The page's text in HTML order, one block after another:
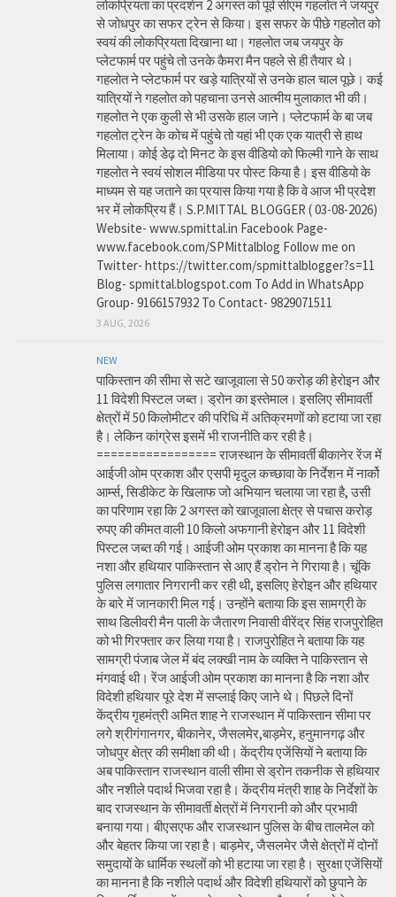
लोकप्रियता का प्रदर्शन 2 अगस्त को पूर्व सीएम गहलोत ने जयपुर
से जोधपुर का सफर ट्रेन से किया। इस सफर के पीछे गहलोत को
स्वयं की लोकप्रियता दिखाना था। गहलोत जब जयपुर के
प्लेटफार्म पर पहुंचे तो उनके कैमरा मैन पहले से ही तैयार थे।
गहलोत ने प्लेटफार्म पर खड़े यात्रियों से उनके हाल चाल पूछे। कई
यात्रियों ने गहलोत को पहचाना उनसे आत्मीय मुलाकात भी की।
गहलोत ने एक कुली से भी उसके हाल जाने। प्लेटफार्म के बा जब
गहलोत ट्रेन के कोच में पहुंचे तो यहां भी एक एक यात्री से हाथ
मिलाया। कोई डेढ़ दो मिनट के इस वीडियो को फिल्मी गाने के साथ
गहलोत ने स्वयं सोशल मीडिया पर पोस्ट किया है। इस वीडियो के
माध्यम से यह जताने का प्रयास किया गया है कि वे आज भी प्रदेश
भर में लोकप्रिय हैं। S.P.MITTAL BLOGGER ( 03-08-2026)
Website- www.spmittal.in Facebook Page-
www.facebook.com/SPMittalblog Follow me on
Twitter- https://twitter.com/spmittalblogger?s=11
Blog- spmittal.blogspot.com To Add in WhatsApp
Group- 9166157932 To Contact- 9829071511
3 AUG, 2026
NEW
पाकिस्तान की सीमा से सटे खाजूवाला से 50 करोड़ की हेरोइन और
11 विदेशी पिस्टल जब्त। ड्रोन का इस्तेमाल। इसलिए सीमावर्ती
क्षेत्रों में 50 किलोमीटर की परिधि में अतिक्रमणों को हटाया जा रहा
है। लेकिन कांग्रेस इसमें भी राजनीति कर रही है।
================= राजस्थान के सीमावर्ती बीकानेर रेंज में
आईजी ओम प्रकाश और एसपी मृदुल कच्छावा के निर्देशन में नार्को
आर्म्स, सिडीकेट के खिलाफ जो अभियान चलाया जा रहा है, उसी
का परिणाम रहा कि 2 अगस्त को खाजूवाला क्षेत्र से पचास करोड़
रुपए की कीमत वाली 10 किलो अफगानी हेरोइन और 11 विदेशी
पिस्टल जब्त की गई। आईजी ओम प्रकाश का मानना है कि यह
नशा और हथियार पाकिस्तान से आए हैं ड्रोन ने गिराया है। चूंकि
पुलिस लगातार निगरानी कर रही थी, इसलिए हेरोइन और हथियार
के बारे में जानकारी मिल गई। उन्होंने बताया कि इस सामग्री के
साथ डिलीवरी मैन पाली के जैतारण निवासी वीरेंद्र सिंह राजपुरोहित
को भी गिरफ्तार कर लिया गया है। राजपुरोहित ने बताया कि यह
सामग्री पंजाब जेल में बंद लक्खी नाम के व्यक्ति ने पाकिस्तान से
मंगवाई थी। रेंज आईजी ओम प्रकाश का मानना है कि नशा और
विदेशी हथियार पूरे देश में सप्लाई किए जाने थे। पिछले दिनों
केंद्रीय गृहमंत्री अमित शाह ने राजस्थान में पाकिस्तान सीमा पर
लगे श्रीगंगानगर, बीकानेर, जैसलमेर,बाड़मेर, हनुमानगढ़ और
जोधपुर क्षेत्र की समीक्षा की थी। केंद्रीय एजेंसियों ने बताया कि
अब पाकिस्तान राजस्थान वाली सीमा से ड्रोन तकनीक से हथियार
और नशीले पदार्थ भिजवा रहा है। केंद्रीय मंत्री शाह के निर्देशों के
बाद राजस्थान के सीमावर्ती क्षेत्रों में निगरानी को और प्रभावी
बनाया गया। बीएसएफ और राजस्थान पुलिस के बीच तालमेल को
और बेहतर किया जा रहा है। बाड़मेर, जैसलमेर जैसे क्षेत्रों में दोनों
समुदायों के धार्मिक स्थलों को भी हटाया जा रहा है। सुरक्षा एजेंसियों
का मानना है कि नशीले पदार्थ और विदेशी हथियारों को छुपाने के